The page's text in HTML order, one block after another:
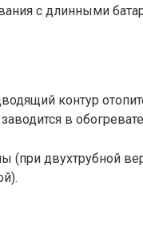
с длинными
контур
в
(при двухтрубной